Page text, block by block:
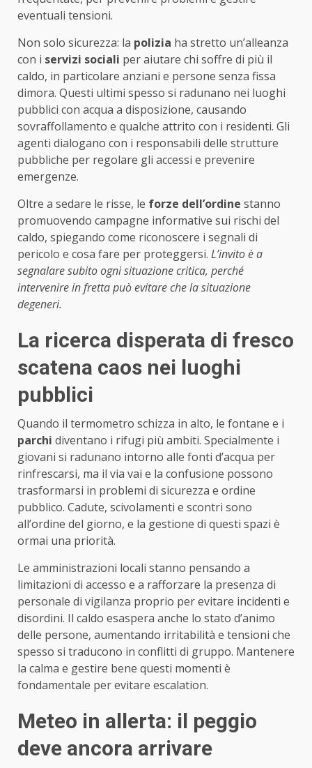
eventuali tensioni.
Non solo sicurezza: la polizia ha stretto un’alleanza
con i servizi sociali per aiutare chi soffre di più il
caldo, in particolare anziani e persone senza fissa
dimora. Questi ultimi spesso si radunano nei luoghi
pubblici con acqua a disposizione, causando
sovraffollamento e qualche attrito con i residenti. Gli
agenti dialogano con i responsabili delle strutture
pubbliche per regolare gli accessi e prevenire
emergenze.
Oltre a sedare le risse, le forze dell’ordine stanno
promuovendo campagne informative sui rischi del
caldo, spiegando come riconoscere i segnali di
pericolo e cosa fare per proteggersi. L’invito è a
segnalare subito ogni situazione critica, perché
intervenire in fretta può evitare che la situazione
degeneri.
La ricerca disperata di fresco
scatena caos nei luoghi
pubblici
Quando il termometro schizza in alto, le fontane e i
parchi diventano i rifugi più ambiti. Specialmente i
giovani si radunano intorno alle fonti d’acqua per
rinfrescarsi, ma il via vai e la confusione possono
trasformarsi in problemi di sicurezza e ordine
pubblico. Cadute, scivolamenti e scontri sono
all’ordine del giorno, e la gestione di questi spazi è
ormai una priorità.
Le amministrazioni locali stanno pensando a
limitazioni di accesso e a rafforzare la presenza di
personale di vigilanza proprio per evitare incidenti e
disordini. Il caldo esaspera anche lo stato d’animo
delle persone, aumentando irritabilità e tensioni che
spesso si traducono in conflitti di gruppo. Mantenere
la calma e gestire bene questi momenti è
fondamentale per evitare escalation.
Meteo in allerta: il peggio
deve ancora arrivare